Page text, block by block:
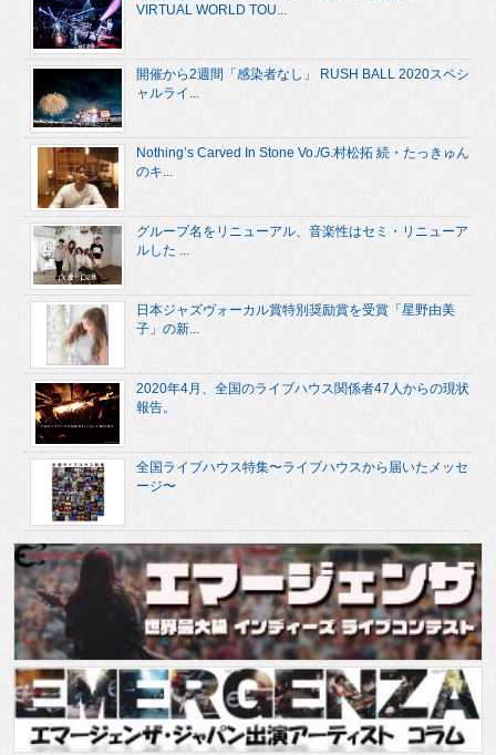
VIRTUAL WORLD TOU...
開催から2週間「感染者なし」 RUSH BALL 2020スペシ
ャルライ...
Nothing’s Carved In Stone Vo./G.村松拓 続・たっきゅん
のキ...
グループ名をリニューアル、音楽性はセミ・リニューア
ルした ...
日本ジャズヴォーカル賞特別奨励賞を受賞「星野由美
子」の新...
2020年4月、全国のライブハウス関係者47人からの現状
報告。
全国ライブハウス特集〜ライブハウスから届いたメッセ
ージ〜